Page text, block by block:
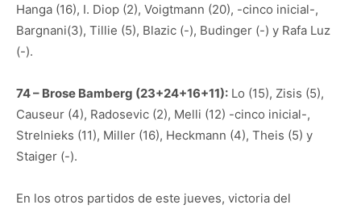
Hanga (16), I. Diop (2), Voigtmann (20), -cinco inicial-,
Bargnani(3), Tillie (5), Blazic (-), Budinger (-) y Rafa Luz
(-).
74 – Brose Bamberg (23+24+16+11): Lo (15), Zisis (5),
Causeur (4), Radosevic (2), Melli (12) -cinco inicial-,
Strelnieks (11), Miller (16), Heckmann (4), Theis (5) y
Staiger (-).
En los otros partidos de este jueves, victoria del